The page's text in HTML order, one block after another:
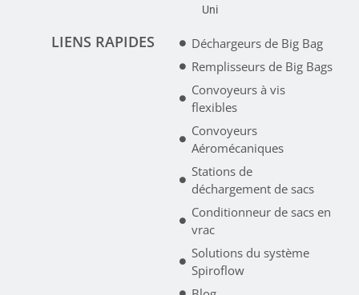
Uni
LIENS RAPIDES
Déchargeurs de Big Bag
Remplisseurs de Big Bags
Convoyeurs à vis
flexibles
Convoyeurs
Aéromécaniques
Stations de
déchargement de sacs
Conditionneur de sacs en
vrac
Solutions du système
Spiroflow